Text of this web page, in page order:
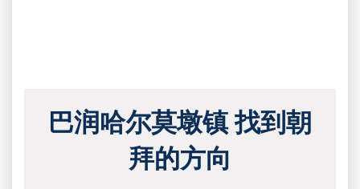
巴润哈尔莫墩镇 找到朝
拜的方向